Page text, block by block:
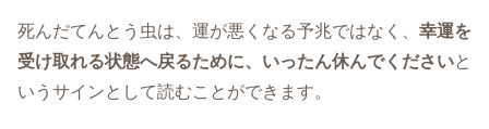
死んだてんとう虫は、運が悪くなる予兆ではなく、 幸運を
受け取れる状態へ戻るために、いったん休んでくださいと
いうサインとして読むことができます。